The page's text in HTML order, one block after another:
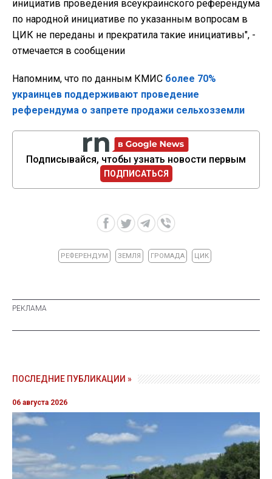
инициатив проведения всеукраинского референдума
по народной инициативе по указанным вопросам в
ЦИК не переданы и прекратила такие инициативы", -
отмечается в сообщении
Напомним, что по данным КМИС более 70%
украинцев поддерживают проведение
референдума о запрете продажи сельхозземли
Подписывайся, чтобы узнать новости первым
ПОДПИСАТЬСЯ
РЕФЕРЕНДУМ ЗЕМЛЯ ГРОМАДА ЦИК
ПОСЛЕДНИЕ ПУБЛИКАЦИИ »
06 августа 2026